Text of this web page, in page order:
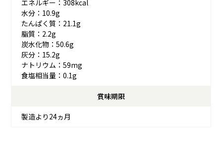
エネルギー：308kcal
水分：10.9g
たんぱく質：21.1g
脂質：2.2g
炭水化物：50.6g
灰分：15.2g
ナトリウム：59mg
食塩相当量：0.1g
賞味期限
製造より24ヵ月